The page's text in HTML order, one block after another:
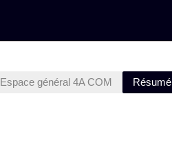
Espace général 4A COM Résumé